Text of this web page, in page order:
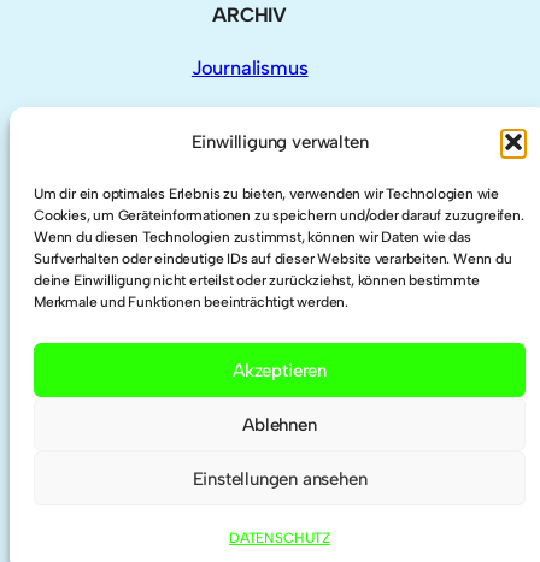
Einwilligung verwalten
Um dir ein optimales Erlebnis zu bieten, verwenden wir Technologien wie
Cookies, um Geräteinformationen zu speichern und/oder darauf zuzugreifen.
Wenn du diesen Technologien zustimmst, können wir Daten wie das
Surfverhalten oder eindeutige IDs auf dieser Website verarbeiten. Wenn du
deine Einwilligung nicht erteilst oder zurückziehst, können bestimmte
Merkmale und Funktionen beeinträchtigt werden.
Akzeptieren
Ablehnen
Einstellungen ansehen
DATENSCHUTZ
ARCHIV
Journalismus
AUCH HIER
LinkedIn
Twitter
Researchgate
ORCID